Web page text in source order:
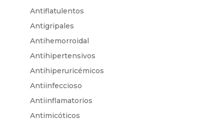
Antiflatulentos
Antigripales
Antihemorroidal
Antihipertensivos
Antihiperuricémicos
Antiinfeccioso
Antiinflamatorios
Antimicóticos